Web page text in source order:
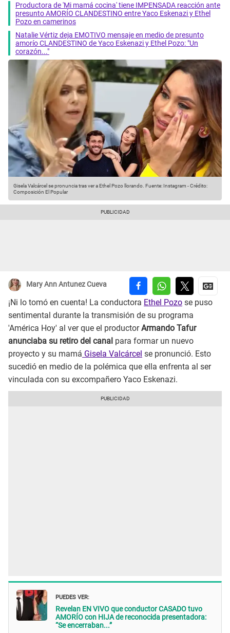
Productora de 'Mi mamá cocina' tiene IMPENSADA reacción ante
presunto AMORÍO CLANDESTINO entre Yaco Eskenazi y Ethel
Pozo en camerinos
Natalie Vértiz deja EMOTIVO mensaje en medio de presunto
amorío CLANDESTINO de Yaco Eskenazi y Ethel Pozo: "Un
corazón..."
Gisela Valcárcel se pronuncia tras ver a Ethel Pozo llorando. Fuente: Instagram -Crédito:
Composición El Popular
Mary Ann Antunez Cueva
¡Ni lo tomó en cuenta! La conductora Ethel Pozo se puso
sentimental durante la transmisión de su programa
'América Hoy' al ver que el productorArmando Tafur
anunciaba su retiro del canal para formar un nuevo
proyecto y su mamá Gisela Valcárcel se pronunció. Esto
sucedió en medio de la polémica que ella enfrenta al ser
vinculada con su excompañero Yaco Eskenazi.
PUEDES VER:
Revelan EN VIVO que conductor CASADO tuvo
AMORÍO con HIJA de reconocida presentadora:
“Se encerraban...”